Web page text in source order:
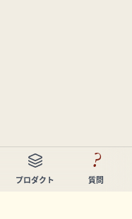
プロダクト
?
質問